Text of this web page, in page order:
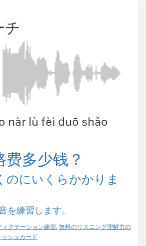
チ
nàr lù fèi duō shǎo
费多少钱？
のにいくらかかりま
を練習します。
ィクテーション練習, 無料のリスニング理解力の
シュカード